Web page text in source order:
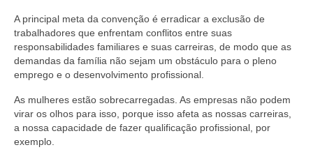
A principal meta da convenção é erradicar a exclusão de
trabalhadores que enfrentam conflitos entre suas
responsabilidades familiares e suas carreiras, de modo que as
demandas da família não sejam um obstáculo para o pleno
emprego e o desenvolvimento profissional.
As mulheres estão sobrecarregadas. As empresas não podem
virar os olhos para isso, porque isso afeta as nossas carreiras,
a nossa capacidade de fazer qualificação profissional, por
exemplo.